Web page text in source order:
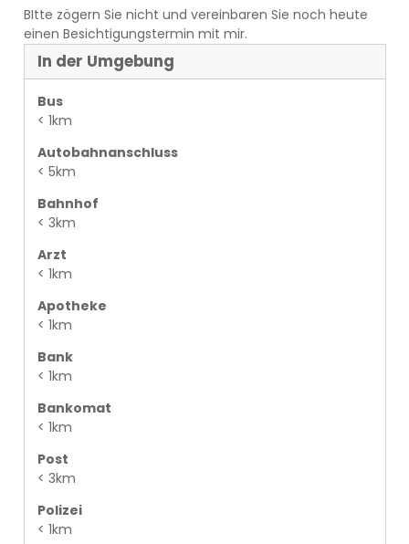
BItte zögern Sie nicht und vereinbaren Sie noch heute
einen Besichtigungstermin mit mir.
In der Umgebung
Bus
< 1km
Autobahnanschluss
< 5km
Bahnhof
< 3km
Arzt
< 1km
Apotheke
< 1km
Bank
< 1km
Bankomat
< 1km
Post
< 3km
Polizei
< 1km